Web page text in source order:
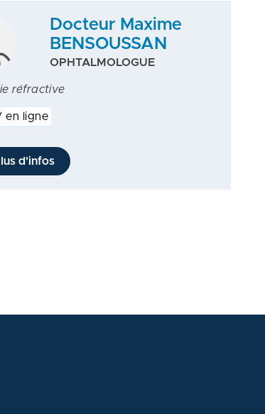
Docteur Maxime
BENSOUSSAN
OPHTALMOLOGUE
réfractive
en ligne
d'infos
Personnalisez vos préférences